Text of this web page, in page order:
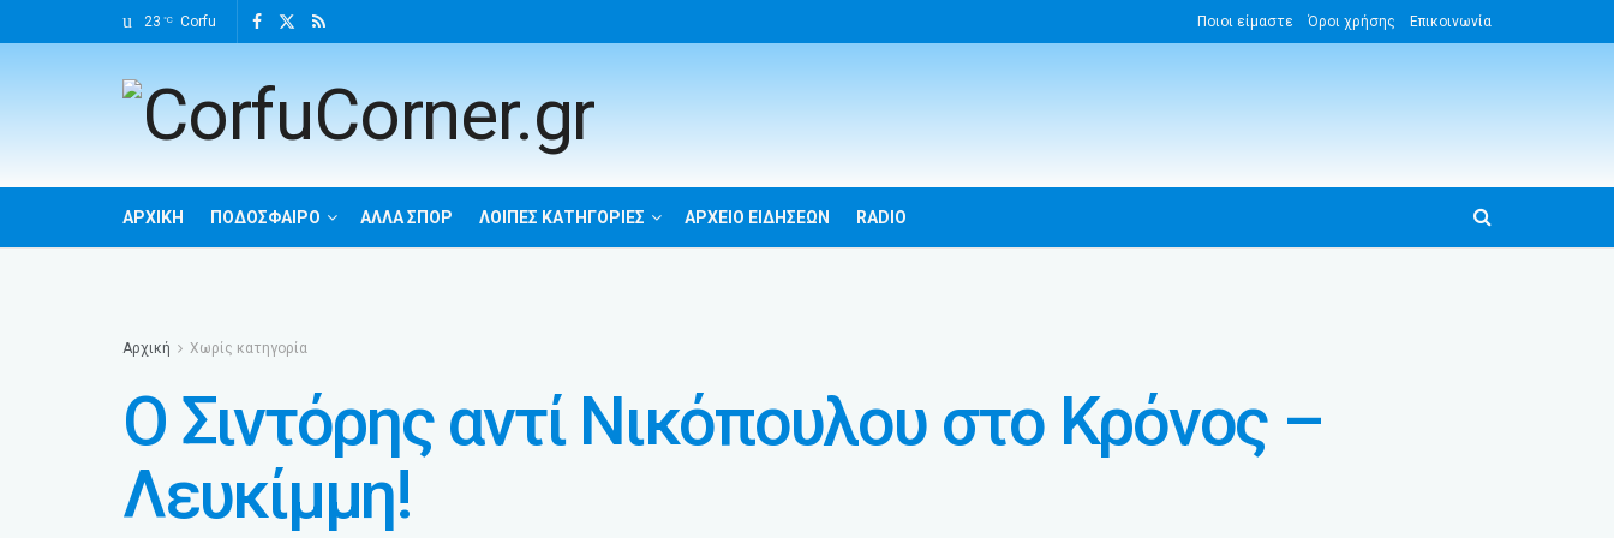
23 °C Corfu Ποιοι είμαστε Όροι χρήσης Επικοινωνία
ΑΡΧΙΚΉ ΠΟΔΌΣΦΑΙΡΟ ΆΛΛΑ ΣΠΌΡ ΛΟΙΠΈΣ ΚΑΤΗΓΟΡΊΕΣ ΑΡΧΕΊΟ ΕΙΔΉΣΕΩΝ RADIO
Αρχική Χωρίς κατηγορία
Ο Σιντόρης αντί Νικόπουλου στο Κρόνος –
Λευκίμμη!